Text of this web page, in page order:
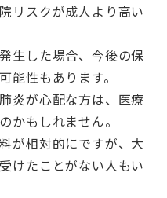
リスクが成人より高い
生した場合、今後の保
能性もあります。
炎が心配な方は、医療
かもしれません。
が相対的にですが、大
けたことがない人もい